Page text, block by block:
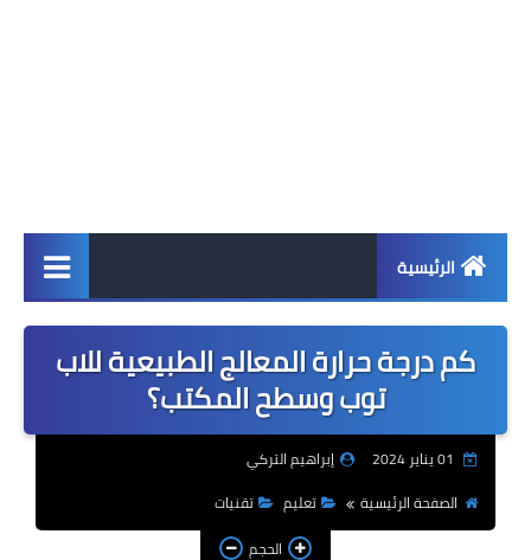
الرئيسية
اخبار
ابل
اندرويد
مراجعات
كم درجة حرارة المعالج الطبيعية للاب
توب وسطح المكتب؟
إبراهيم التركي
الصفحة الرئيسية
تعليم
تقنيات
الحجم